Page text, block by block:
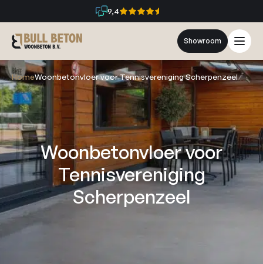
9,4
Showroom
HomeWoonbetonvloer voor Tennisvereniging Scherpenzeel
Woonbetonvloer voor
Tennisvereniging
Scherpenzeel